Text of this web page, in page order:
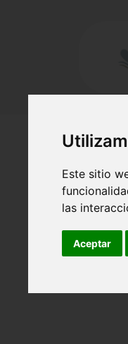
Este sitio
las
Aceptar